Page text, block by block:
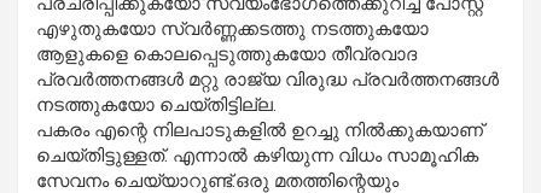
എഴുതുകയോ സ്വര്‍ണ്ണക്കടത്തു നടത്തുകയോ
ആളുകളെ കൊലപ്പെടുത്തുകയോ തീവ്രവാദ
പ്രവര്‍ത്തനങ്ങള്‍ മറ്റു രാജ്യ വിരുദ്ധ പ്രവര്‍ത്തനങ്ങള്‍
നടത്തുകയോ ചെയ്തിട്ടില്ല.
പകരം എന്റെ നിലപാടുകളില്‍ ഉറച്ചു നില്‍ക്കുകയാണ്
ചെയ്തിട്ടുള്ളത്. എന്നാല്‍ കഴിയുന്ന വിധം സാമൂഹിക
സേവനം ചെയ്യാറുണ്ട്.ഒരു മതത്തിന്റെയും